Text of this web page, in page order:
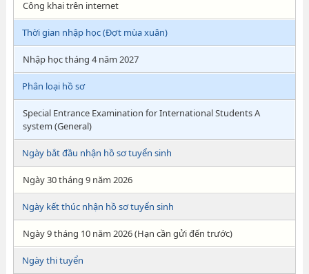
Công khai trên internet
Thời gian nhập học (Đợt mùa xuân)
Nhập học tháng 4 năm 2027
Phân loại hồ sơ
Special Entrance Examination for International Students A
system (General)
Ngày bắt đầu nhận hồ sơ tuyển sinh
Ngày 30 tháng 9 năm 2026
Ngày kết thúc nhận hồ sơ tuyển sinh
Ngày 9 tháng 10 năm 2026 (Hạn cần gửi đến trước)
Ngày thi tuyển